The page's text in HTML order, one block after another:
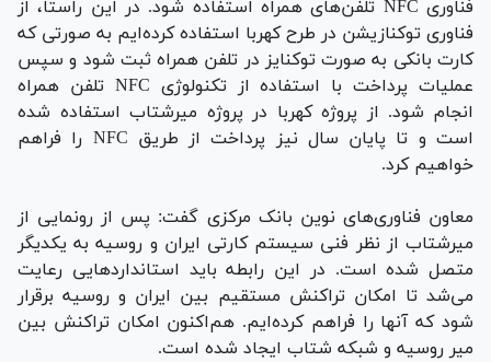
فناوری NFC تلفن‌های همراه استفاده شود. در این راستا، از
فناوری توکنازیشن در طرح کهربا استفاده کرده‌ایم به صورتی که
کارت بانکی به صورت توکنایز در تلفن همراه ثبت شود و سپس
عملیات پرداخت با استفاده از تکنولوژی NFC تلفن همراه
انجام شود. از پروژه کهربا در پروژه میرشتاب استفاده شده
است و تا پایان سال نیز پرداخت از طریق NFC را فراهم
خواهیم کرد.
معاون فناوری‌های نوین بانک مرکزی گفت: پس از رونمایی از
میرشتاب از نظر فنی سیستم کارتی ایران و روسیه به یکدیگر
متصل شده است. در این رابطه باید استاندارد‌هایی رعایت
می‌شد تا امکان تراکنش مستقیم بین ایران و روسیه برقرار
شود که آنها را فراهم کرده‌ایم. هم‌اکنون امکان تراکنش بین
میر روسیه و شبکه شتاب ایجاد شده است.